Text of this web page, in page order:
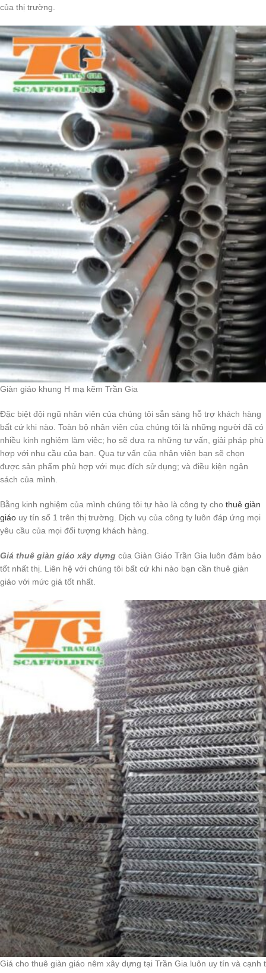
của thị trường.
Giàn giáo khung H mạ kẽm Trần Gia
Đặc biệt đội ngũ nhân viên của chúng tôi sẵn sàng hỗ trợ khách hàng
bất cứ khi nào. Toàn bộ nhân viên của chúng tôi là những người đã có
nhiều kinh nghiệm làm việc; họ sẽ đưa ra những tư vấn, giải pháp phù
hợp với nhu cầu của bạn. Qua tư vấn của nhân viên bạn sẽ chọn
được sản phẩm phù hợp với mục đích sử dụng; và điều kiện ngân
sách của mình.
Bằng kinh nghiệm của mình chúng tôi tự hào là công ty cho thuê giàn
giáo uy tín số 1 trên thị trường. Dịch vụ của công ty luôn đáp ứng mọi
yêu cầu của mọi đối tượng khách hàng.
Giá thuê giàn giáo xây dựng của Giàn Giáo Trần Gia luôn đảm bảo
tốt nhất thị. Liên hệ với chúng tôi bất cứ khi nào bạn cần thuê giàn
giáo với mức giá tốt nhất.
Giá cho thuê giàn giáo nêm xây dựng tại Trần Gia luôn uy tín và cạnh